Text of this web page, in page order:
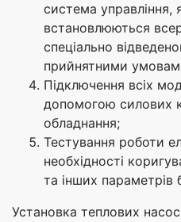
система управління,
встановлюються
спеціально
прийнятними
Підключення всіх
допомогою силових
обладнання;
Тестування роботи
необхідності
та інших параметрів
Установка теплових